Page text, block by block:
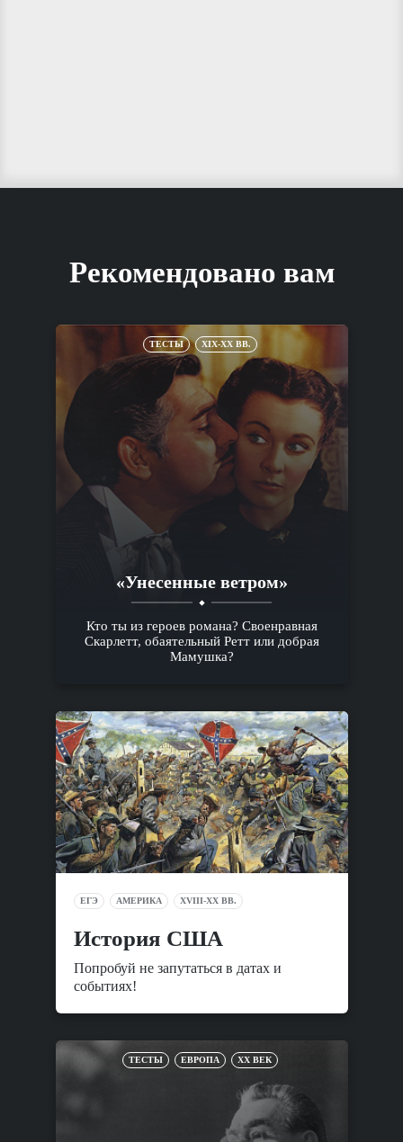
Рекомендовано вам
ТЕСТЫ XIX-XX ВВ.
«Унесенные ветром»
Кто ты из героев романа? Своенравная
Скарлетт, обаятельный Ретт или добрая
Мамушка?
ЕГЭ АМЕРИКА XVIII-XX ВВ.
История США
Попробуй не запутаться в датах и
событиях!
ТЕСТЫ ЕВРОПА XX ВЕК